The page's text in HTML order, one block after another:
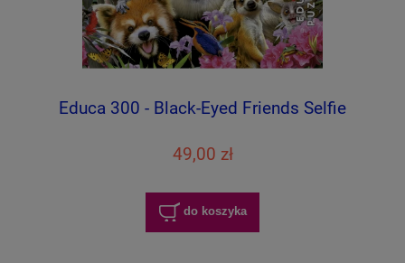
Educa 300 - Black-Eyed Friends Selfie
49,00 zł
do koszyka